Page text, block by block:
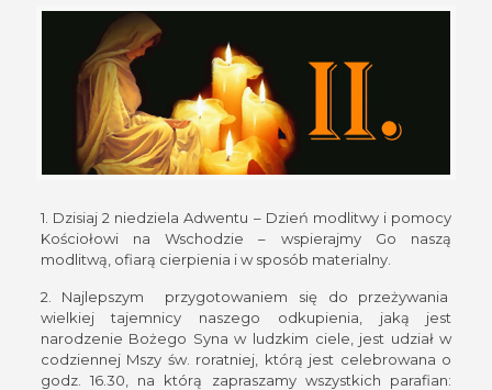
1. Dzisiaj 2 niedziela Adwentu – Dzień modlitwy i pomocy
Kościołowi na Wschodzie – wspierajmy Go naszą
modlitwą, ofiarą cierpienia i w sposób materialny.
2. Najlepszym przygotowaniem się do przeżywania
wielkiej tajemnicy naszego odkupienia, jaką jest
narodzenie Bożego Syna w ludzkim ciele, jest udział w
codziennej Mszy św. roratniej, którą jest celebrowana o
godz. 16.30, na którą zapraszamy wszystkich parafian: